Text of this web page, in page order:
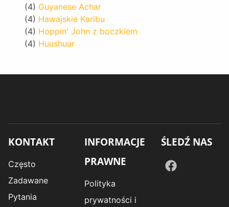
(4) Guyanese Achar
(4) Hawajskie Karibu
(4) Hoppin' John z boczkiem
(4) Huushuur
KONTAKT
Często
Zadawane
Pytania
INFORMACJE
PRAWNE
Polityka
prywatności i
ŚLEDŹ NAS